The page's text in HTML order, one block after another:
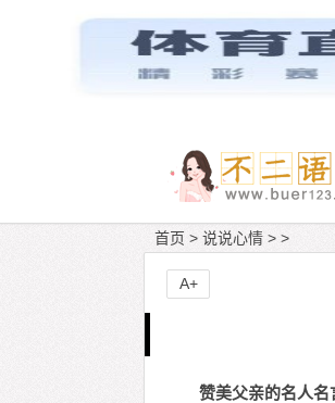
首页 > 说说心情 > >
赞美父亲的名人名
A+